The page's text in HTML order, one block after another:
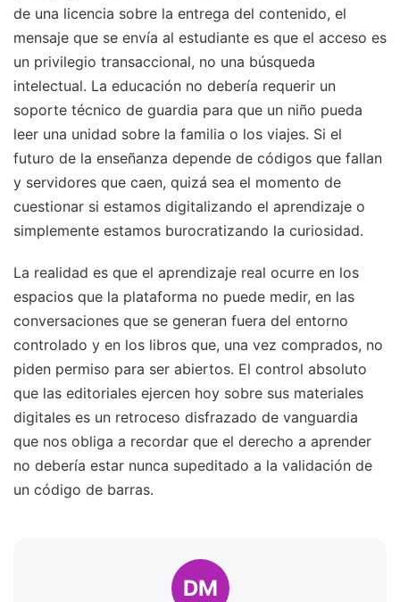
de una licencia sobre la entrega del contenido, el
mensaje que se envía al estudiante es que el acceso es
un privilegio transaccional, no una búsqueda
intelectual. La educación no debería requerir un
soporte técnico de guardia para que un niño pueda
leer una unidad sobre la familia o los viajes. Si el
futuro de la enseñanza depende de códigos que fallan
y servidores que caen, quizá sea el momento de
cuestionar si estamos digitalizando el aprendizaje o
simplemente estamos burocratizando la curiosidad.
La realidad es que el aprendizaje real ocurre en los
espacios que la plataforma no puede medir, en las
conversaciones que se generan fuera del entorno
controlado y en los libros que, una vez comprados, no
piden permiso para ser abiertos. El control absoluto
que las editoriales ejercen hoy sobre sus materiales
digitales es un retroceso disfrazado de vanguardia
que nos obliga a recordar que el derecho a aprender
no debería estar nunca supeditado a la validación de
un código de barras.
DM